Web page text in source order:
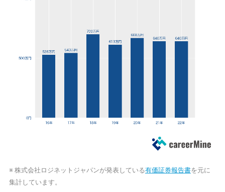
※ 株式会社ロジネットジャパンが発表している有価証券報告書を元に
集計しています。